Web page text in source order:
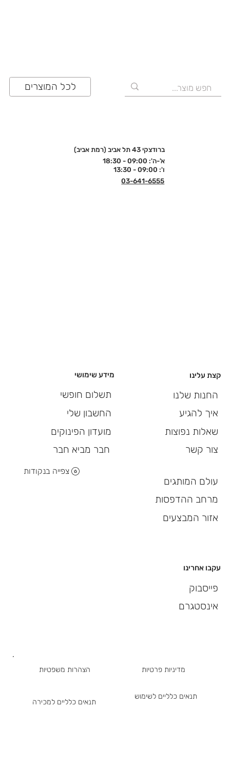
לכל המוצרים
ברודצקי 43 תל אביב (רמת אביב)
א'-ה': 09:00 - 18:30
ו': 09:00 - 13:30
03-641-6555
מידע שימושי
תשלום חופשי
החשבון שלי
מועדון הפינוקים
חבר מביא חבר
צפייה בנקודות
עקבו אחרינו
פייסבוק
אינסטגרם
קצת עלינו
החנות שלנו
איך להגיע
שאלות נפוצות
צור קשר
עולם המותגים
מרחב ההדפסות
אזור המבצעים
מדיניות פרטיות
תנאים כלליים למכירה
תנאים כלליים לשימוש
הצהרות משפטיות